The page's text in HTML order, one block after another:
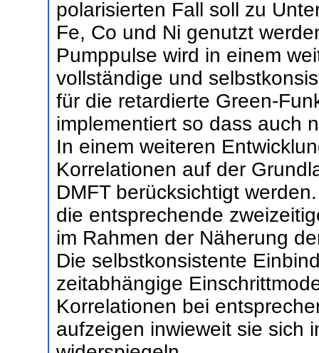
polarisierten Fall soll zu
Fe, Co und Ni genutzt
Pumppulse wird in einem
vollständige und
für die retardierte Green-
implementiert so dass auch
In einem weiteren
Korrelationen auf der
DMFT berücksichtigt
die entsprechende
im Rahmen der Näherung
Die selbstkonsistente
zeitabhängige
Korrelationen bei
aufzeigen inwieweit sie sich